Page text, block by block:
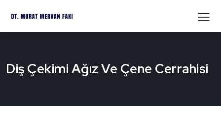
Diş Çekimi Ağız Ve Çene Cerrahisi